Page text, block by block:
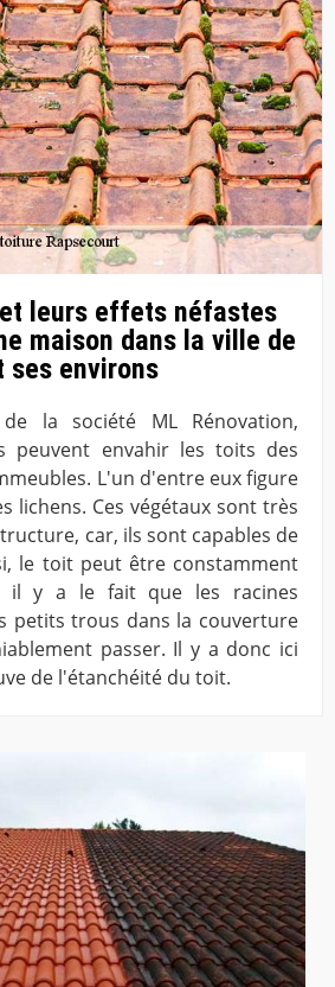
leurs effets néfastes
maison dans la ville de
ses environs
la société ML Rénovation,
peuvent envahir les toits des
L'un d'entre eux figure
lichens. Ces végétaux sont très
car, ils sont capables de
le toit peut être constamment
il y a le fait que les racines
petits trous dans la couverture
passer. Il y a donc ici
de l'étanchéité du toit.